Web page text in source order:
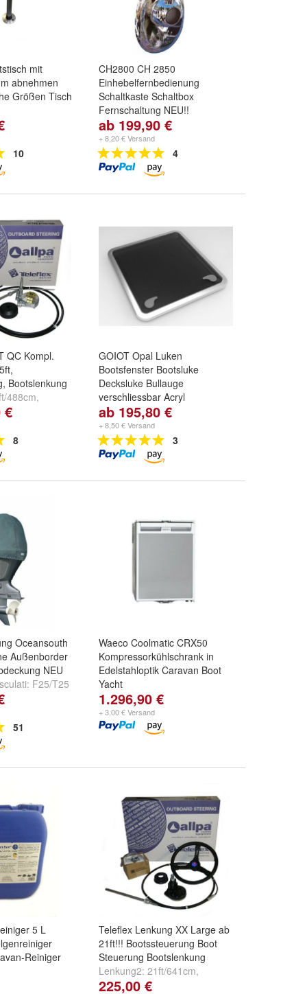
mit
abnehmen
Größen Tisch
10
CH2800 CH 2850
Einhebelfernbedienung
Schaltkaste Schaltbox
Fernschaltung NEU!!
Fernbedienung:CH2850 ohne
Schalterund
"Drehgripp" Schalter
ab 199,90 €
+ 8,20 € Versand
4
QC Kompl.
Bootslenkung
488cm,
549cm
€
8
GOIOT Opal Luken
Bootsfenster Bootsluke
Decksluke Bullauge
verschliessbar Acryl
Goiot Opal:00 ,03
weitere ...
ab 195,80 €
+ 8,50 € Versand
3
Oceansouth
Außenborder
NEU
F25/T25
T40 3Cyl
T60 4Cyl
51
Waeco Coolmatic CRX50
Kompressorkühlschrank in
Edelstahloptik Caravan Boot
Yacht
1.296,90 €
+ 3,00 € Versand
5 L
Reiniger
Teleflex Lenkung XX Large ab
21ft!!! Bootssteuerung Boot
Steuerung Bootslenkung
Lenkung2: 21ft/641cm,
22ft/671cm,
225,00 €